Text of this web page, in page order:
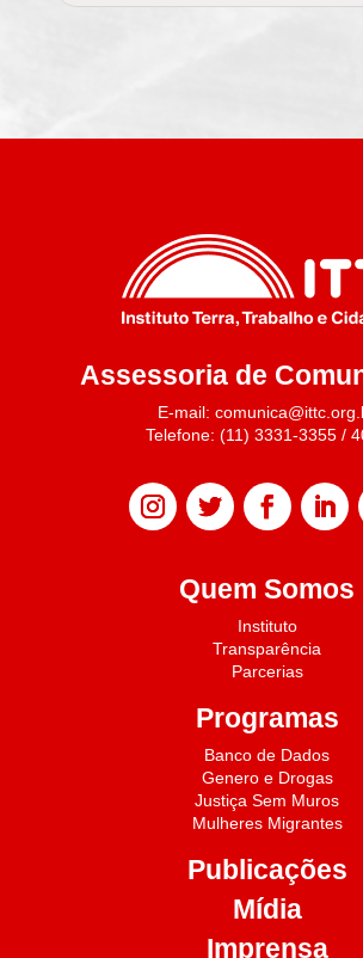
Assessoria de
E-mail:
Telefone: (11) 3331-3355 /
Quem Somos
Instituto
Transparência
Parcerias
Programas
Banco de Dados
Genero e Drogas
Justiça Sem Muros
Mulheres Migrantes
Publicações
Mídia
Imprensa